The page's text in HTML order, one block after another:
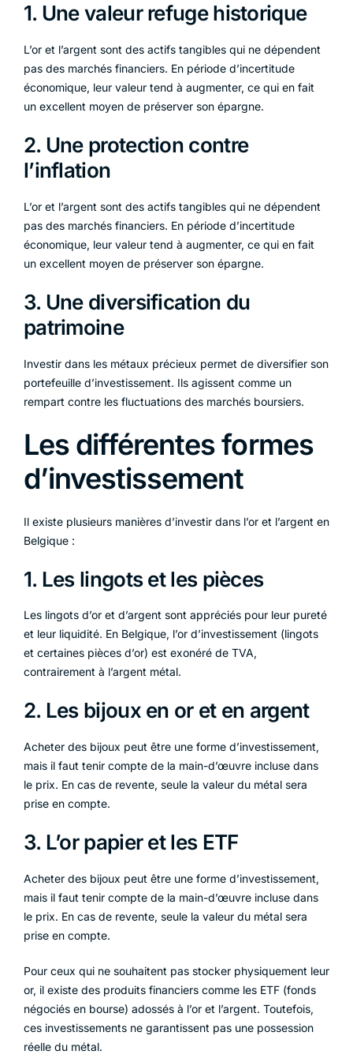
1. Une valeur refuge historique
L’or et l’argent sont des actifs tangibles qui ne dépendent
pas des marchés financiers. En période d’incertitude
économique, leur valeur tend à augmenter, ce qui en fait
un excellent moyen de préserver son épargne.
2. Une protection contre
l’inflation
L’or et l’argent sont des actifs tangibles qui ne dépendent
pas des marchés financiers. En période d’incertitude
économique, leur valeur tend à augmenter, ce qui en fait
un excellent moyen de préserver son épargne.
3. Une diversification du
patrimoine
Investir dans les métaux précieux permet de diversifier son
portefeuille d’investissement. Ils agissent comme un
rempart contre les fluctuations des marchés boursiers.
Les différentes formes
d’investissement
Il existe plusieurs manières d’investir dans l’or et l’argent en
Belgique :
1. Les lingots et les pièces
Les lingots d’or et d’argent sont appréciés pour leur pureté
et leur liquidité. En Belgique, l’or d’investissement (lingots
et certaines pièces d’or) est exonéré de TVA,
contrairement à l’argent métal.
2. Les bijoux en or et en argent
Acheter des bijoux peut être une forme d’investissement,
mais il faut tenir compte de la main-d’œuvre incluse dans
le prix. En cas de revente, seule la valeur du métal sera
prise en compte.
3. L’or papier et les ETF
Acheter des bijoux peut être une forme d’investissement,
mais il faut tenir compte de la main-d’œuvre incluse dans
le prix. En cas de revente, seule la valeur du métal sera
prise en compte.
Pour ceux qui ne souhaitent pas stocker physiquement leur
or, il existe des produits financiers comme les ETF (fonds
négociés en bourse) adossés à l’or et l’argent. Toutefois,
ces investissements ne garantissent pas une possession
réelle du métal.